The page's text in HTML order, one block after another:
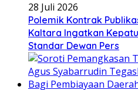
28 Juli 2026
Polemik Kontrak
Kaltara Ingatkan
Standar Dewan Pers